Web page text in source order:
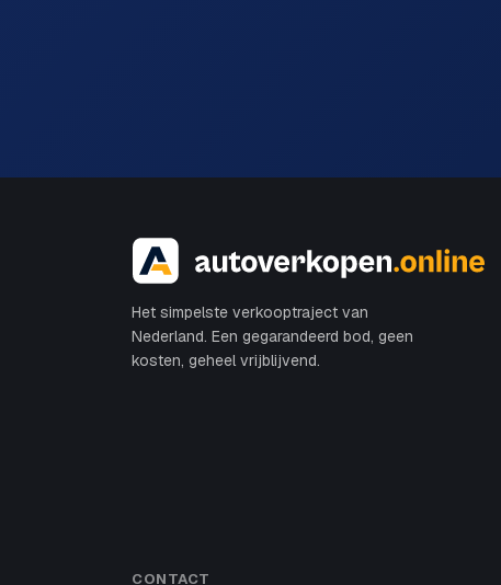
Het simpelste verkooptraject van
Nederland. Een gegarandeerd bod, geen
kosten, geheel vrijblijvend.
CONTACT